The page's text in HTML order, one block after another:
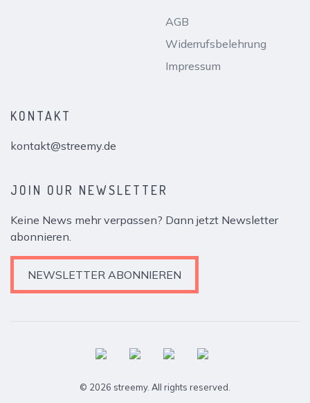
AGB
Widerrufsbelehrung
Impressum
KONTAKT
kontakt@streemy.de
JOIN OUR NEWSLETTER
Keine News mehr verpassen? Dann jetzt Newsletter
abonnieren.
NEWSLETTER ABONNIEREN
© 2026 streemy. All rights reserved.